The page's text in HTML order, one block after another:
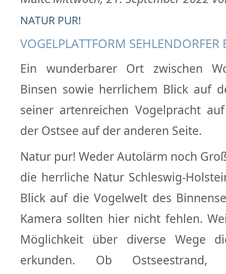
NATUR PUR!
VOGELPLATTFORM SEHLENDORFER
Ein wunderbarer Ort zwischen
Binsen sowie herrlichem Blick auf
seiner artenreichen Vogelpracht
der Ostsee auf der anderen Seite.
Natur pur! Weder Autolärm noch
die herrliche Natur Schleswig-
Blick auf die Vogelwelt des
Kamera sollten hier nicht fehlen.
Möglichkeit über diverse Wege
erkunden. Ob Ostseestrand,